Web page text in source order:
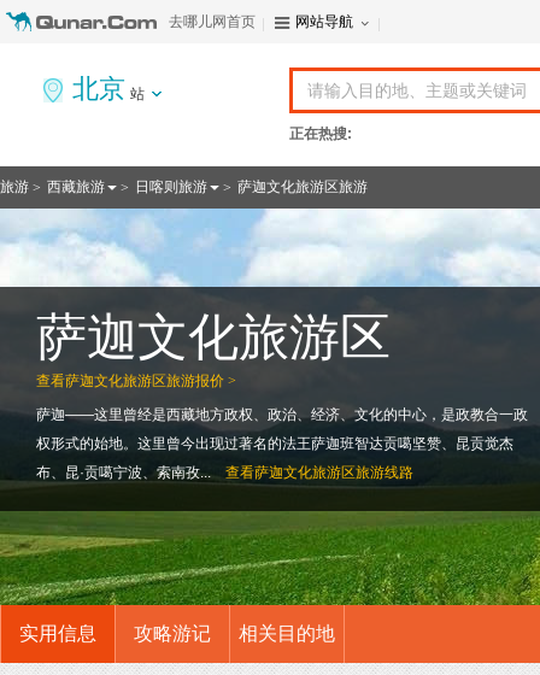
去哪儿网首页 网站导航
北京 站
正在热搜:
旅游 > 西藏旅游 > 日喀则旅游 > 萨迦文化旅游区旅游
查看萨迦文化旅游区旅游报价 >
萨迦文化旅游区
萨迦——这里曾经是西藏地方政权、政治、经济、文化的中心，是政教合一政
权形式的始地。这里曾今出现过著名的法王萨迦班智达贡噶坚赞、昆贡觉杰
布、昆·贡噶宁波、索南孜...
查看萨迦文化旅游区旅游线路
实用信息 攻略游记 相关目的地